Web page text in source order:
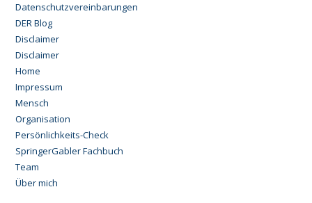
Datenschutzvereinbarungen
DER Blog
Disclaimer
Disclaimer
Home
Impressum
Mensch
Organisation
Persönlichkeits-Check
SpringerGabler Fachbuch
Team
Über mich